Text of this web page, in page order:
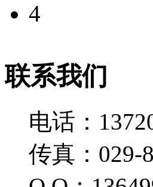
4
联系我们
电话：
传真：029-